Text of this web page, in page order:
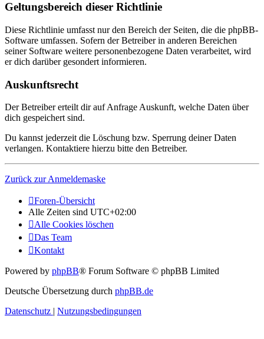
Geltungsbereich dieser Richtlinie
Diese Richtlinie umfasst nur den Bereich der Seiten, die die phpBB-
Software umfassen. Sofern der Betreiber in anderen Bereichen
seiner Software weitere personenbezogene Daten verarbeitet, wird
er dich darüber gesondert informieren.
Auskunftsrecht
Der Betreiber erteilt dir auf Anfrage Auskunft, welche Daten über
dich gespeichert sind.
Du kannst jederzeit die Löschung bzw. Sperrung deiner Daten
verlangen. Kontaktiere hierzu bitte den Betreiber.
Zurück zur Anmeldemaske
Foren-Übersicht
Alle Zeiten sind UTC+02:00
Alle Cookies löschen
Das Team
Kontakt
Powered by phpBB® Forum Software © phpBB Limited
Deutsche Übersetzung durch phpBB.de
Datenschutz | Nutzungsbedingungen